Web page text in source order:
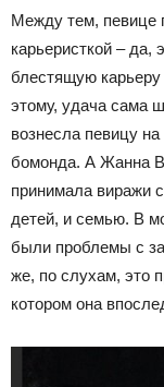
Между тем, певице
карьеристкой – да,
блестящую
этому, удача сама
вознесла певицу
бомонда. А Жанна
принимала виражи
детей, и семью. В
были проблемы с
же, по слухам, это
котором она